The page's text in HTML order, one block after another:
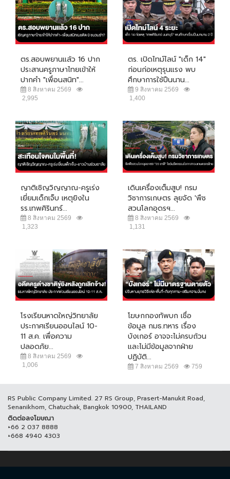
ตร.สอบพยานแล้ว 16 ปาก
ประสานครูภาษาไทยเข้าให้
ปากคำ "เพื่อนสนิท"...
8 สิงหาคม 2569
2,995
ตร. เปิดไทม์ไลน์ "เด็ก 14"
ก่อนก่อเหตุรุนแรง พบ
ศึกษาการใช้ปืนนาน...
9 สิงหาคม 2569
1,400
ญาติเชิญวิญญาณ-ครูเร่ง
เยี่ยมเด็กเจ็บ เหตุยิงใน
รร.เทพศิรินทร์...
8 สิงหาคม 2569
1,323
เดินเครื่องเต็มสูบ! กรม
วิชาการเกษตร ลุยจัด 'พืช
สวนโลกอุดรฯ...
8 สิงหาคม 2569
1,131
โรงเรียนหาดใหญ่วิทยาลัย
ประกาศเรียนออนไลน์ 10-
11 ส.ค. เพื่อความ
ปลอดภัย...
8 สิงหาคม 2569
1,006
โฆษกกองทัพบก เชื่อ
ข้อมูล กมธ.ทหาร เรื่อง
บังเกอร์ อาจจะไม่ครบถ้วน
และไม่มีข้อมูลจากฝ่าย
ปฏิบัติ...
7 สิงหาคม 2569 759
RS Public Company Limited. 27 RS Group, Prasert-Manukit Road,
Senanikhom, Chatuchak, Bangkok 10900, THAILAND
ติดต่อลงโฆษณา
+66 2 037 8888
+668 4940 4303
© COPYRIGHT 2017 THAICH8.COM, ALL RIGHT RESERVED.